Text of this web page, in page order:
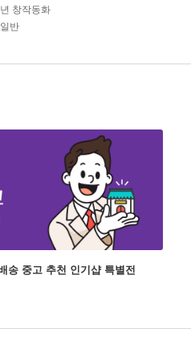
창작동화
반
송 중고 추천 인기샵 특별전